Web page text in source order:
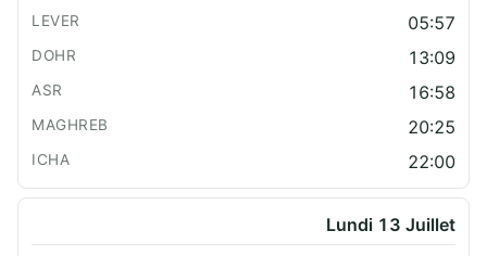
05:57
13:09
16:58
20:25
22:00
Lundi 13 Juillet